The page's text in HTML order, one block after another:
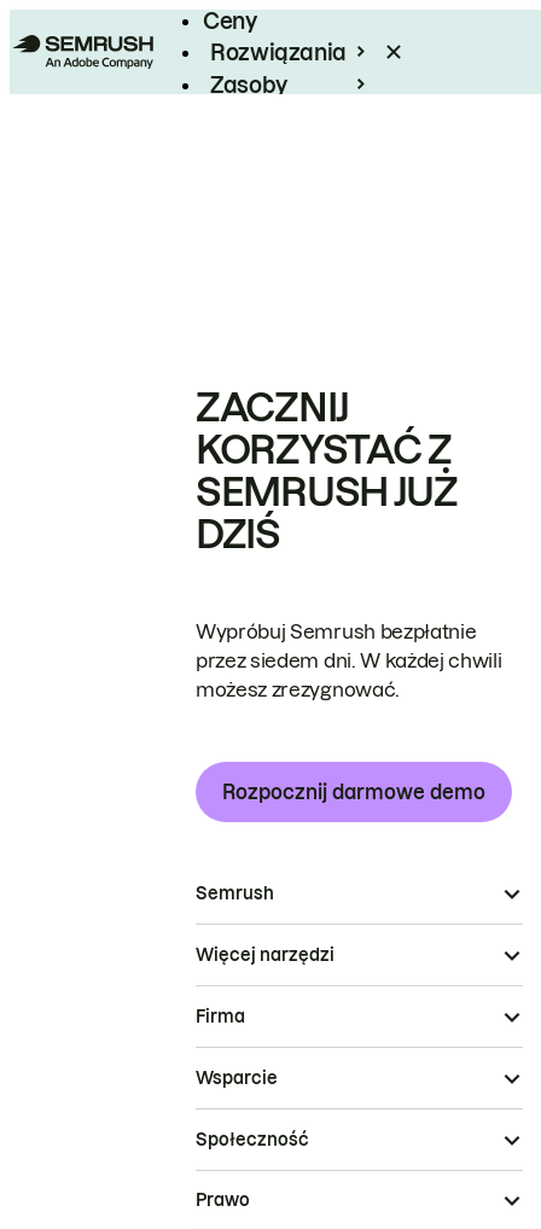
Ceny
Rozwiązania
Zasoby
ZACZNIJ
KORZYSTAĆ Z
SEMRUSH JUŻ
DZIŚ
Wypróbuj Semrush bezpłatnie
przez siedem dni. W każdej chwili
możesz zrezygnować.
Rozpocznij darmowe demo
Semrush
Więcej narzędzi
Firma
Wsparcie
Społeczność
Prawo